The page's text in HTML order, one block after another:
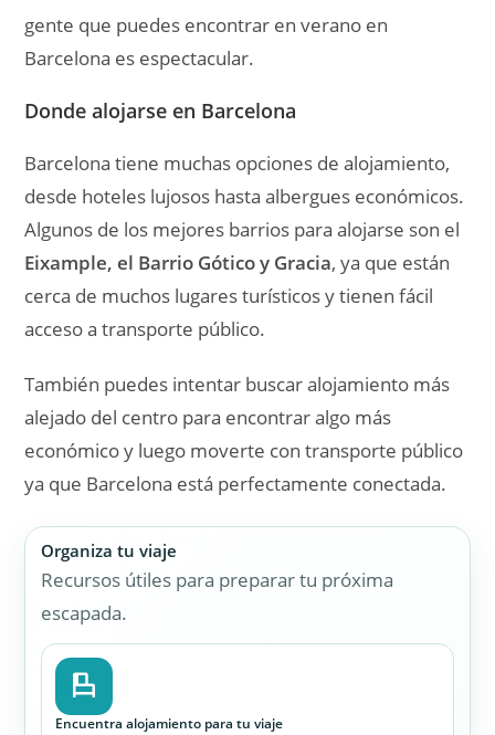
gente que puedes encontrar en verano en
Barcelona es espectacular.
Donde alojarse en Barcelona
Barcelona tiene muchas opciones de alojamiento,
desde hoteles lujosos hasta albergues económicos.
Algunos de los mejores barrios para alojarse son el
Eixample, el Barrio Gótico y Gracia, ya que están
cerca de muchos lugares turísticos y tienen fácil
acceso a transporte público.
También puedes intentar buscar alojamiento más
alejado del centro para encontrar algo más
económico y luego moverte con transporte público
ya que Barcelona está perfectamente conectada.
Organiza tu viaje
Recursos útiles para preparar tu próxima
escapada.
Encuentra alojamiento para tu viaje